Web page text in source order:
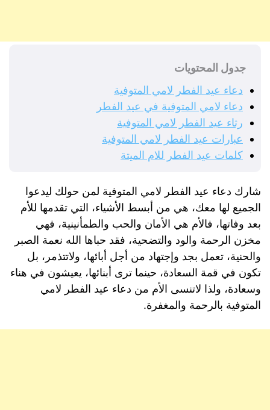
جدول المحتويات
دعاء عيد الفطر لامي المتوفية
دعاء لامي المتوفية في عيد الفطر
رثاء عيد الفطر لامي المتوفية
عبارات عيد الفطر لامي المتوفية
كلمات عيد الفطر للام الميتة
شارك دعاء عيد الفطر لامي المتوفية لمن حولك ليدعوا
الجميع لها معك، هي من أبسط الأشياء، التي تقدمها للأم
بعد وفاتها، فالأم هي الأمان والحب والطمأنينية، فهي
مخزن الرحمة والود والتضحية، فقد حباها الله نعمة الصبر
والحنية، تعمل بجد وإجتهاد من أجل أبائها، ولاتتذمر، بل
تكون في قمة السعادة، حينما ترى أبنائها، يعيشون في هناء
وسعادة، ولذا لاتنسى الأم من دعاء عيد الفطر لامي
المتوفية بالرحمة والمغفرة.